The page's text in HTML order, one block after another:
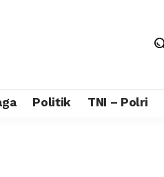
Politik TNI – Polri